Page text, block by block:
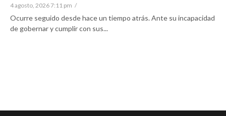
4 agosto, 2026 7:11 pm /
Ocurre seguido desde hace un tiempo atrás. Ante su incapacidad
de gobernar y cumplir con sus...